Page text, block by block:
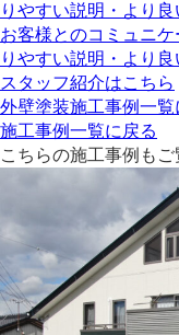
りやすい説明・より良
お客様とのコミュニ
りやすい説明・より良
スタッフ紹介はこちら
外壁塗装施工事例一覧
施工事例一覧に戻る
こちらの施工事例も